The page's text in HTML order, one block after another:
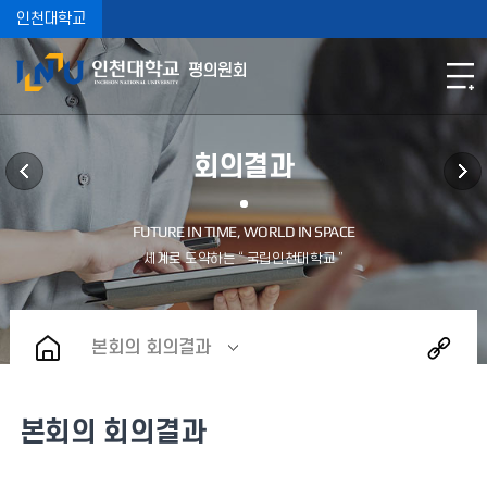
인천대학교
평의원회
회의결과
본회의 회의결과
본회의 회의결과